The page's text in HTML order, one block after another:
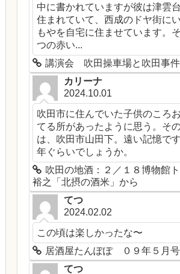
中に書かれていますが彼は津雲
住まれていて、西成のドヤ街に
もやを自宅に住ませています。
つの赤い...
講演会 吹田操車場と吹田事件
カリーナ
2024.10.01
吹田市に住んでいた子供のころ
てる所があったように思う。そ
は、吹田市山田下。遠い記憶で
年ぐらいでしょうか。
吹田の地酒：２／１８博物館
裕之「北摂の酒米」から
てつ
2024.02.02
この頃は楽しかったな〜
居酒屋たんぽぽ ０９年５月号
てつ